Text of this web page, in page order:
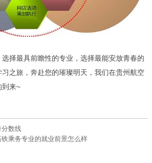
择最具前瞻性的专业，选择最能安放青春的
之旅，奔赴您的璀璨明天，我们在贵州航空
到来~
数线
乘务专业的就业前景怎么样